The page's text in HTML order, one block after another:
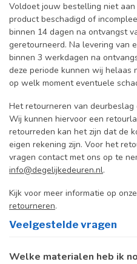
Voldoet jouw bestelling niet
product beschadigd of
binnen 14 dagen na ontvangst
geretourneerd. Na levering van
binnen 3 werkdagen na
deze periode kunnen wij helaas
op welk moment eventuele
Het retourneren van
Wij kunnen hiervoor een
retourreden kan het zijn dat de
eigen rekening zijn. Voor het
vragen contact met ons op te
info@degelijkedeuren.nl.
Kijk voor meer informatie op
retourneren.
Veelgestelde vragen
Welke materialen heb ik